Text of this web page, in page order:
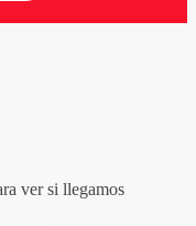
ver si llegamos